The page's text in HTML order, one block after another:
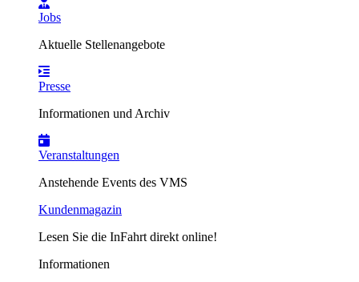
Jobs
Aktuelle Stellenangebote
Presse
Informationen und Archiv
Veranstaltungen
Anstehende Events des VMS
Kundenmagazin
Lesen Sie die InFahrt direkt online!
Informationen